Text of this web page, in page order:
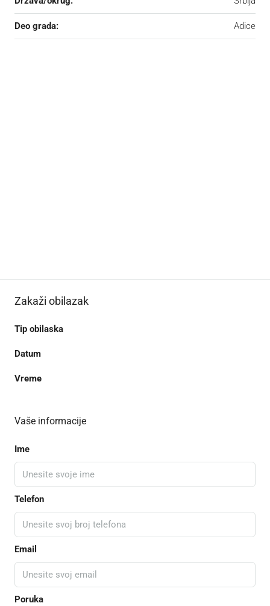
Deo grada: Adice
Zakaži obilazak
Tip obilaska
Datum
Vreme
Vaše informacije
Ime
Telefon
Email
Poruka